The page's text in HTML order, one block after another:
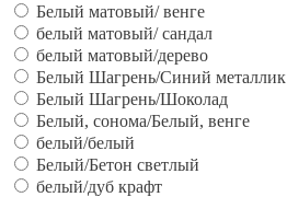
Белый матовый/ венге
белый матовый/ сандал
белый матовый/дерево
Белый Шагрень/Синий металлик
Белый Шагрень/Шоколад
Белый, сонома/Белый, венге
белый/белый
Белый/Бетон светлый
белый/дуб крафт